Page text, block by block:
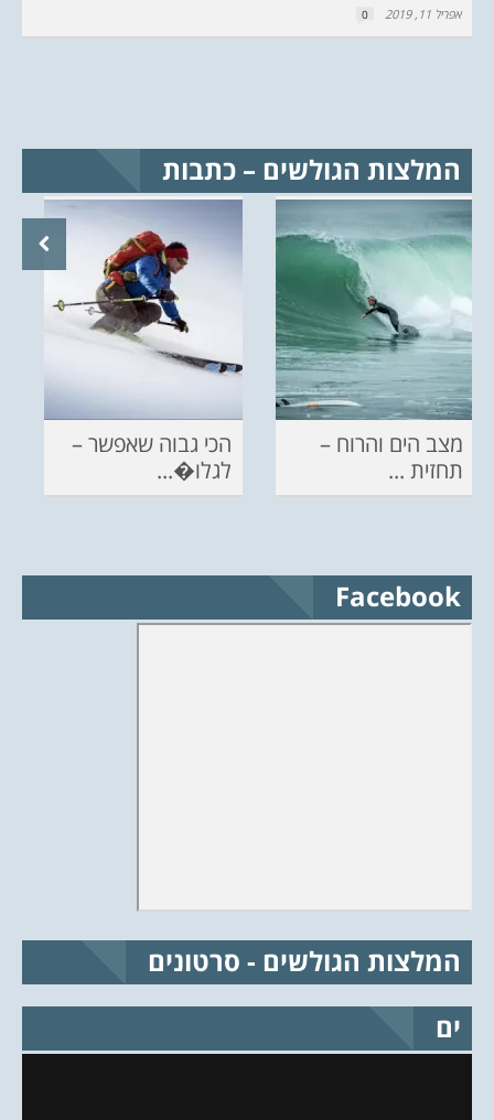
אפריל 11, 2019 0
המלצות הגולשים – כתבות
מצב הים והרוח –
תחזית ...
הכי גבוה שאפשר –
לגלו�...
Facebook
המלצות הגולשים - סרטונים
ים